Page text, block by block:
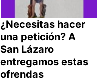
¿Necesitas hacer
una petición? A
San Lázaro
entregamos estas
ofrendas